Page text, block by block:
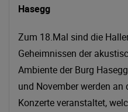
Hasegg
Zum 18.Mal sind die
Geheimnissen der
Ambiente der Burg
und November werden
Konzerte veranstaltet,